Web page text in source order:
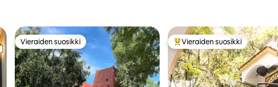
Vieraiden suosikki
Vieraiden suosikki Vieraiden suosikkien
Vieraiden suosikki